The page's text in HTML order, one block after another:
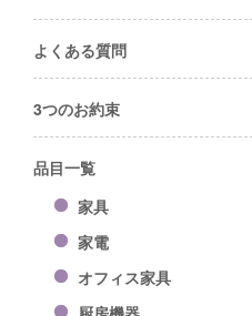
よくある質問
3つのお約束
品目一覧
家具
家電
オフィス家具